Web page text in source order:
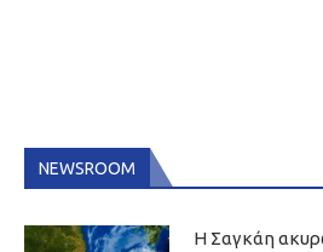
NEWSROOM
Η Σαγκάη